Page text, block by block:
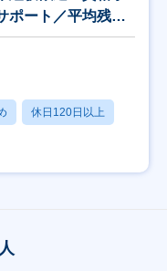
ポート／平均残業
休日120日以上